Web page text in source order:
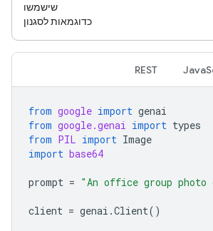
שישמשו
כדוגמאות לסגנון
REST
from google import genai
from google.genai import types
from PIL import Image
import base64
prompt = "An office group
client = genai .Client()